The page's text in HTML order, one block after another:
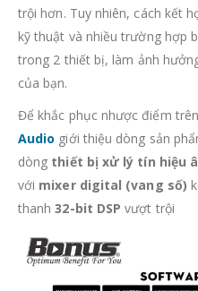
trội hơn. Tuy nhiên, cách kết
kỹ thuật và nhiều trường hợp
trong 2 thiết bị, làm ảnh
của bạn.
Để khắc phục nhược điểm
Audio giới thiệu dòng sản
dòng thiết bị xử lý tín hiệu
với mixer digital (vang số)
thanh32-bit DSP vượt trội